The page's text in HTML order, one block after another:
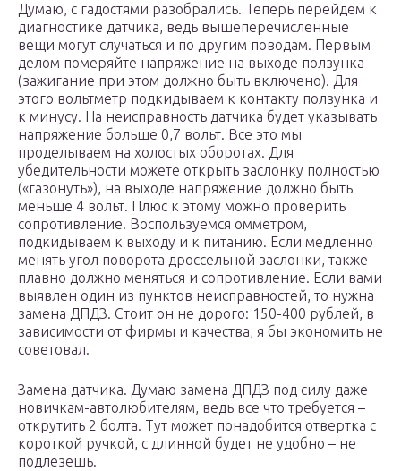
Думаю, с гадостями разобрались. Теперь перейдем к
диагностике датчика, ведь вышеперечисленные
вещи могут случаться и по другим поводам. Первым
делом померяйте напряжение на выходе ползунка
(зажигание при этом должно быть включено). Для
этого вольтметр подкидываем к контакту ползунка и
к минусу. На неисправность датчика будет указывать
напряжение больше 0,7 вольт. Все это мы
проделываем на холостых оборотах. Для
убедительности можете открыть заслонку полностью
(«газонуть»), на выходе напряжение должно быть
меньше 4 вольт. Плюс к этому можно проверить
сопротивление. Воспользуемся омметром,
подкидываем к выходу и к питанию. Если медленно
менять угол поворота дроссельной заслонки, также
плавно должно меняться и сопротивление. Если вами
выявлен один из пунктов неисправностей, то нужна
замена ДПДЗ. Стоит он не дорого: 150-400 рублей, в
зависимости от фирмы и качества, я бы экономить не
советовал.
Замена датчика. Думаю замена ДПДЗ под силу даже
новичкам-автолюбителям, ведь все что требуется –
открутить 2 болта. Тут может понадобится отвертка с
короткой ручкой, с длинной будет не удобно – не
подлезешь.